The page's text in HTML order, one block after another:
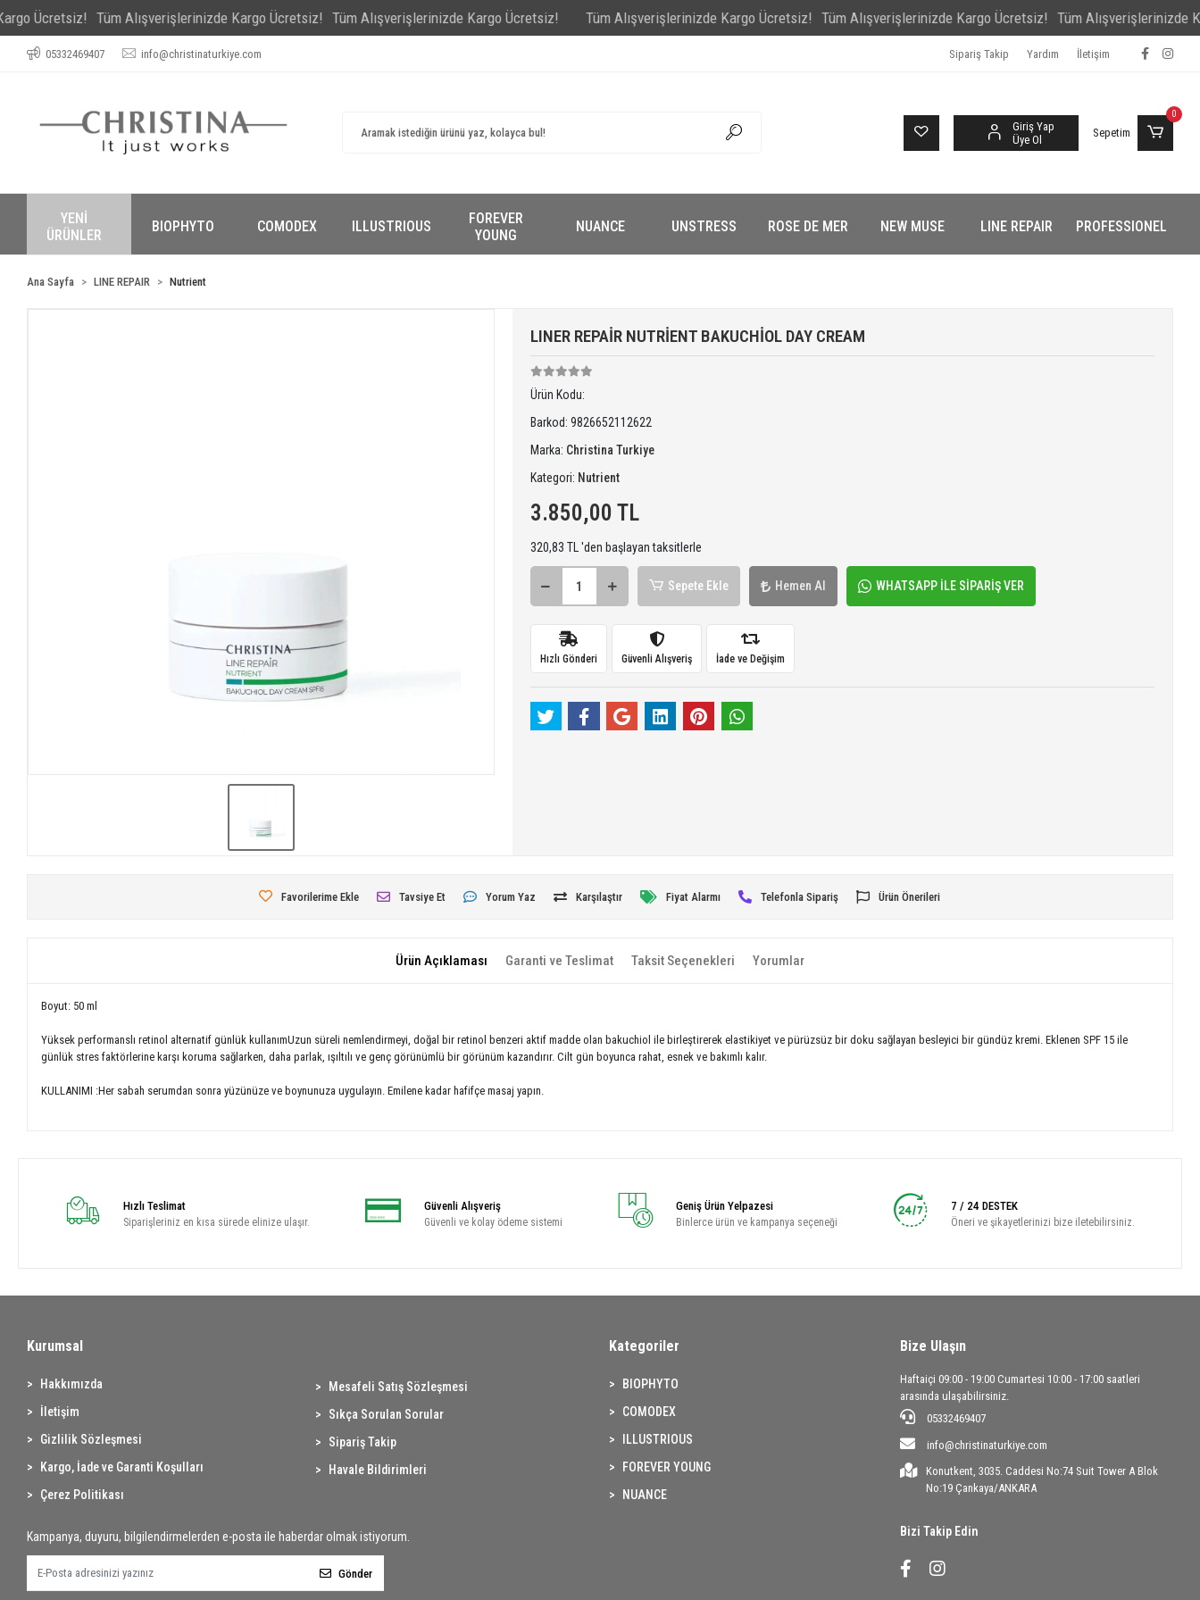
Tüm Alışverişlerinizde Kargo Ücretsiz! Tüm Alışverişlerinizde Kargo Ücretsiz! Tüm Alışverişlerinizde Kargo Ücretsiz! Tüm Alışverişlerinizde Kargo Ücretsiz! Tüm Alışverişlerinizde Kargo
05332469407 info@christinaturkiye.com Sipariş Takip Yardım İletişim
Giriş Yap
Üye Ol
Sepetim
0
YENİ
ÜRÜNLER
BIOPHYTO COMODEX ILLUSTRIOUS
FOREVER
YOUNG
NUANCE UNSTRESS ROSE DE MER NEW MUSE LINE REPAIR PROFESSIONEL
Ana Sayfa LINE REPAIR Nutrient
LINER REPAİR NUTRİENT BAKUCHİOL DAY CREAM
Ürün Kodu:
Barkod: 9826652112622
Marka: Christina Turkiye
Kategori: Nutrient
3.850,00 TL
320,83 TL 'den başlayan taksitlerle
Sepete Ekle Hemen Al WHATSAPP İLE SİPARİŞ VER
Hızlı Gönderi Güvenli Alışveriş İade ve Değişim
Favorilerime Ekle Tavsiye Et Yorum Yaz Karşılaştır Fiyat Alarmı Telefonla Sipariş Ürün Önerileri
Ürün Açıklaması Garanti ve Teslimat Taksit Seçenekleri Yorumlar
Boyut: 50 ml
Yüksek performanslı retinol alternatif günlük kullanımUzun süreli nemlendirmeyi, doğal bir retinol benzeri aktif madde olan bakuchiol ile birleştirerek elastikiyet ve pürüzsüz bir doku sağlayan besleyici bir gündüz kremi. Eklenen SPF 15 ile
günlük stres faktörlerine karşı koruma sağlarken, daha parlak, ışıltılı ve genç görünümlü bir görünüm kazandırır. Cilt gün boyunca rahat, esnek ve bakımlı kalır.
KULLANIMI :Her sabah serumdan sonra yüzünüze ve boynunuza uygulayın. Emilene kadar hafifçe masaj yapın.
Hızlı Teslimat
Siparişleriniz en kısa sürede elinize ulaşır.
Güvenli Alışveriş
Güvenli ve kolay ödeme sistemi
Geniş Ürün Yelpazesi
Binlerce ürün ve kampanya seçeneği
7 / 24 DESTEK
Öneri ve şikayetlerinizi bize iletebilirsiniz.
Kurumsal
Hakkımızda
İletişim
Gizlilik Sözleşmesi
Kargo, İade ve Garanti Koşulları
Çerez Politikası
Mesafeli Satış Sözleşmesi
Sıkça Sorulan Sorular
Sipariş Takip
Havale Bildirimleri
Kampanya, duyuru, bilgilendirmelerden e-posta ile haberdar olmak istiyorum.
Gönder
Kategoriler
BIOPHYTO
COMODEX
ILLUSTRIOUS
FOREVER YOUNG
NUANCE
Bize Ulaşın
Haftaiçi 09:00 - 19:00 Cumartesi 10:00 - 17:00 saatleri
arasında ulaşabilirsiniz.
05332469407
info@christinaturkiye.com
Konutkent, 3035. Caddesi No:74 Suit Tower A Blok
No:19 Çankaya/ANKARA
Bizi Takip Edin